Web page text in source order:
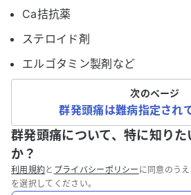
Ca拮抗薬
ステロイド剤
エルゴタミン製剤など
次のページ
群発頭痛は難病指定され
群発頭痛について、特に知り
か？
利用規約と プライバシーポリシー に同意のう
を選択してください。